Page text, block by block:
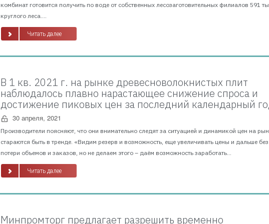
комбинат готовится получить по воде от собственных лесозаготовительных филиалов 591
круглого леса....
Читать далее
В 1 кв. 2021 г. на рынке древесноволокнистых плит
наблюдалось плавно нарастающее снижение спроса и
достижение пиковых цен за последний календарный
30 апреля, 2021
Производители поясняют, что они внимательно следят за ситуацией и динамикой цен на
стараются быть в тренде. «Видим резерв и возможность, еще увеличивать цены и дальше без
потери объемов и заказов, но не делаем этого – даём возможность заработать...
Читать далее
Минпромторг предлагает разрешить временно